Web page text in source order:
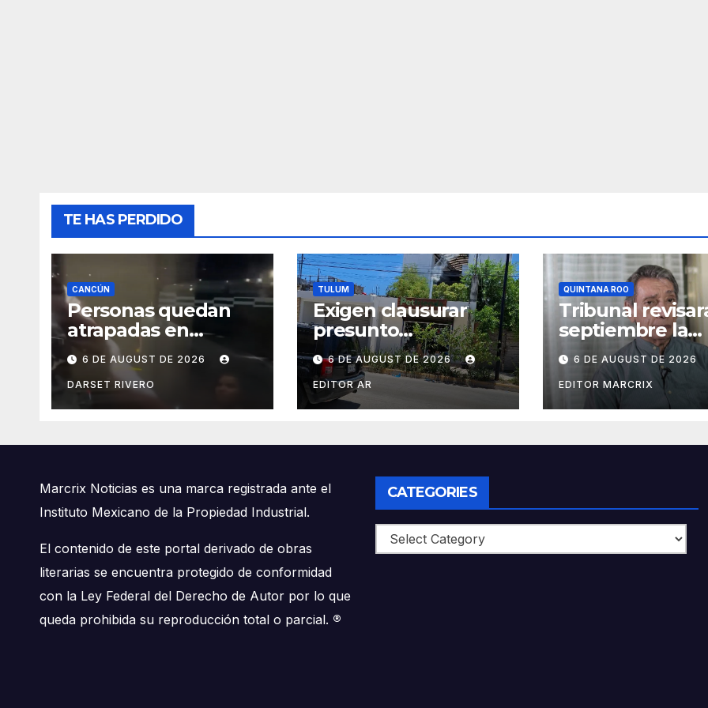
TE HAS PERDIDO
CANCÚN
Personas quedan
atrapadas en
elevador por falla
mecánica de Plaza
Las Américas en
Cancún
6 DE AUGUST DE 2026
DARSET RIVERO
TULUM
Exigen clausurar
presunto
crematorio
clandestino tras
denuncias por
humo en Tulum
6 DE AUGUST DE 2026
EDITOR AR
QUINTANA ROO
Tribunal
septiembre la
negativa para
cambiar la pena
prisión de Mario
Villanueva
6 DE AUGUST DE 2026
EDITOR MARCRIX
Marcrix Noticias es una marca registrada ante el
Instituto Mexicano de la Propiedad Industrial.
El contenido de este portal derivado de obras
literarias se encuentra protegido de conformidad
con la Ley Federal del Derecho de Autor por lo que
queda prohibida su reproducción total o parcial. ®
CATEGORIES
Categories